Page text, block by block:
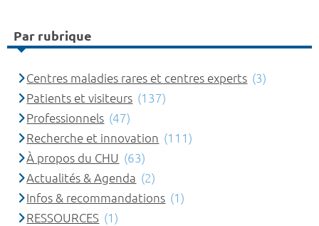
Par rubrique
Centres maladies rares et centres experts (3)
Patients et visiteurs (137)
Professionnels (47)
Recherche et innovation (111)
À propos du CHU (63)
Actualités & Agenda (2)
Infos & recommandations (1)
RESSOURCES (1)